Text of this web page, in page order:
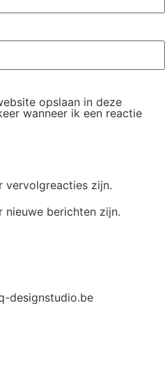
opslaan in deze
wanneer ik een reactie
vervolgreacties zijn.
nieuwe berichten zijn.
designstudio.be